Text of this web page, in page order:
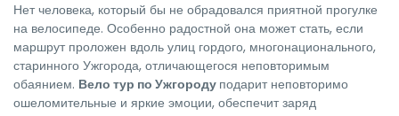
Нет человека, который бы не обрадовался приятной прогулке
на велосипеде. Особенно радостной она может стать, если
маршрут проложен вдоль улиц гордого, многонационального,
старинного Ужгорода, отличающегося неповторимым
обаянием. Вело тур по Ужгороду подарит неповторимо
ошеломительные и яркие эмоции, обеспечит заряд